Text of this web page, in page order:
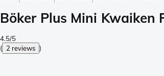
Böker Plus Mini Kwaiken
4.5/5
( 2 reviews )